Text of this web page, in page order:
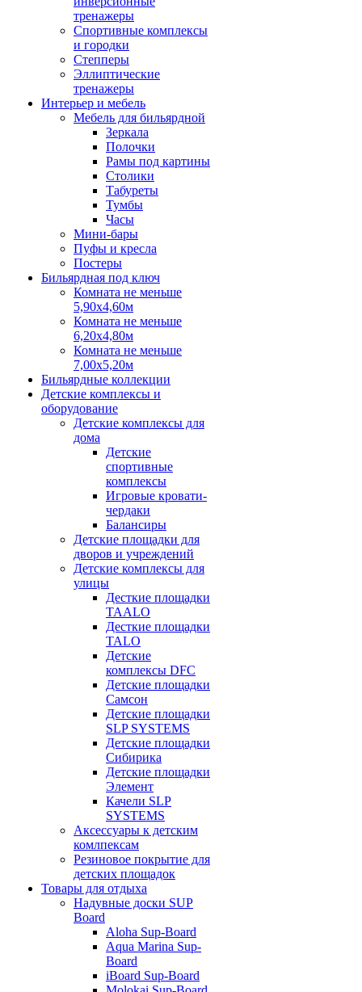
тренажеры
Спортивные комплексы
и городки
Степперы
Эллиптические
тренажеры
Интерьер и мебель
Мебель для бильярдной
Зеркала
Полочки
Рамы под картины
Столики
Табуреты
Тумбы
Часы
Мини-бары
Пуфы и кресла
Постеры
Бильярдная под ключ
Комната не меньше
5,90х4,60м
Комната не меньше
6,20х4,80м
Комната не меньше
7,00х5,20м
Бильярдные коллекции
Детские комплексы и
оборудование
Детские комплексы для
дома
Детские
спортивные
комплексы
Игровые кровати-
чердаки
Балансиры
Детские площадки для
дворов и учреждений
Детские комплексы для
улицы
Десткие площадки
TAALO
Десткие площадки
TALO
Детские
комплексы DFC
Детские площадки
Самсон
Детские площадки
SLP SYSTEMS
Детские площадки
Сибирика
Детские площадки
Элемент
Качели SLP
SYSTEMS
Аксессуары к детским
комлпексам
Резиновое покрытие для
детских площадок
Товары для отдыха
Надувные доски SUP
Board
Aloha Sup-Board
Aqua Marina Sup-
Board
iBoard Sup-Board